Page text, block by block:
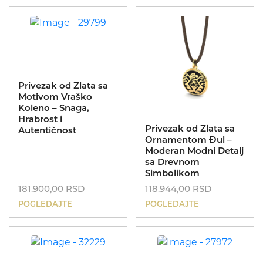
Kinetik
Dečije ogrlice
Poklon za rođendan
Poklon za sve prilike
KONTAKT
Privezak od Zlata sa
Motivom Vraško
Koleno – Snaga,
Hrabrost i
Autentičnost
181.900,00 RSD
POGLEDAJTE
Privezak od Zlata sa
Ornamentom Đul –
Moderan Modni Detalj
sa Drevnom
Simbolikom
118.944,00 RSD
POGLEDAJTE